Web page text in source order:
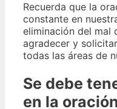
Recuerda que la
constante en
eliminación del mal
agradecer y
todas las áreas de
Se debe
en la